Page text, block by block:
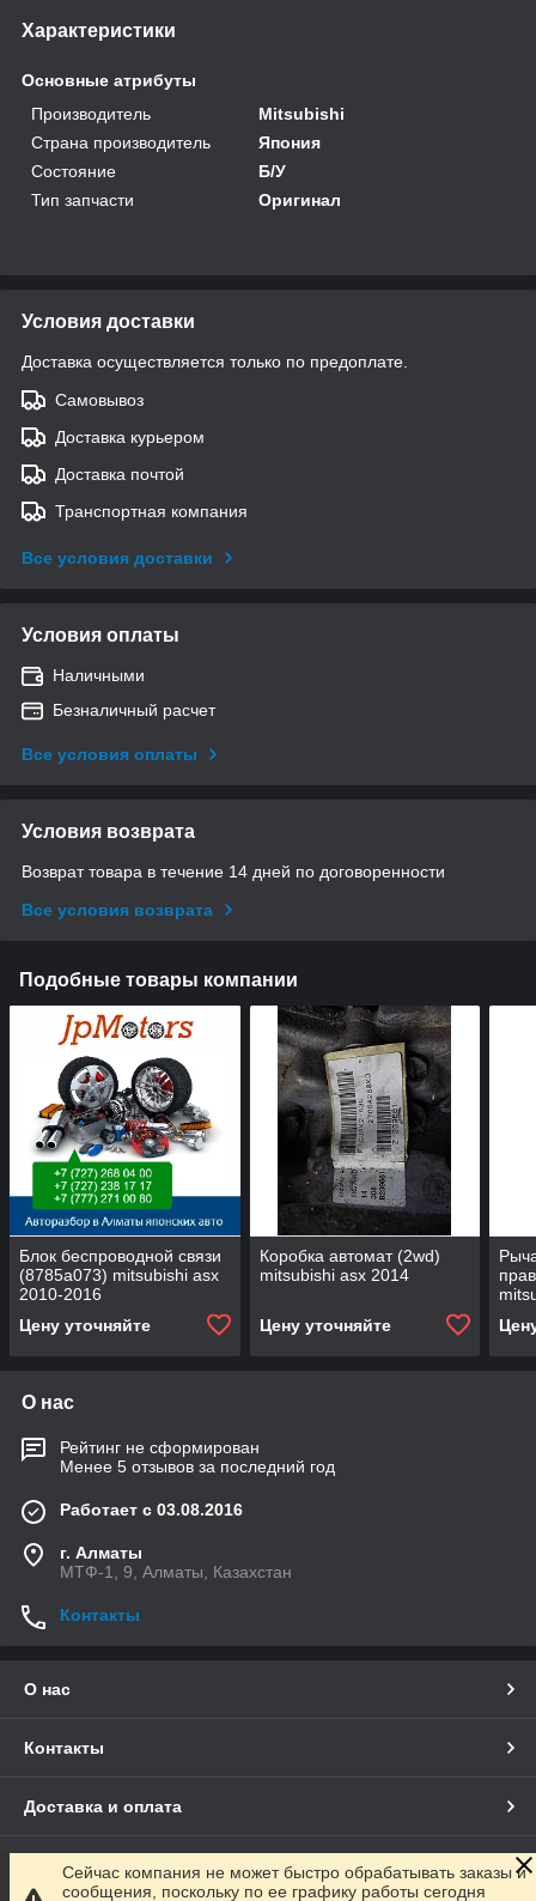
Характеристики
Основные атрибуты
Производитель
Mitsubishi
Страна производитель
Япония
Состояние
Б/У
Тип запчасти
Оригинал
Условия доставки
Доставка осуществляется только по предоплате.
Самовывоз
Доставка курьером
Доставка почтой
Транспортная компания
Все условия доставки
Условия оплаты
Наличными
Безналичный расчет
Все условия оплаты
Условия возврата
Возврат товара в течение 14 дней по договоренности
Все условия возврата
Подобные товары компании
Блок беспроводной связи
(8785a073) mitsubishi asx
2010-2016
Цену уточняйте
Коробка автомат (2wd)
mitsubishi asx 2014
Цену уточняйте
О нас
Рейтинг не сформирован
Менее 5 отзывов за последний год
Работает с 03.08.2016
г. Алматы
МТФ-1, 9, Алматы, Казахстан
Контакты
О нас
Контакты
Доставка и оплата
Полная версия сайта
Сейчас компания не может быстро обрабатывать заказы и
сообщения, поскольку по ее графику работы сегодня